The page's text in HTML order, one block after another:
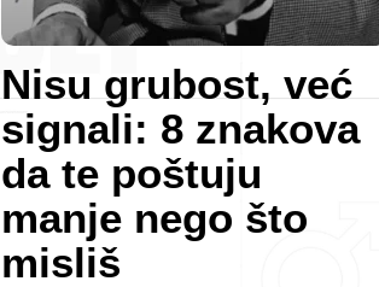
Nisu grubost, već
signali: 8 znakova
da te poštuju
manje nego što
misliš